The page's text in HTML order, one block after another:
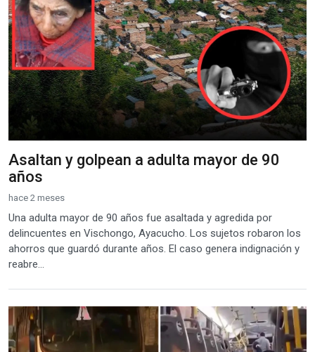
Asaltan y golpean a adulta mayor de 90
años
hace 2 meses
Una adulta mayor de 90 años fue asaltada y agredida por
delincuentes en Vischongo, Ayacucho. Los sujetos robaron los
ahorros que guardó durante años. El caso genera indignación y
reabre...